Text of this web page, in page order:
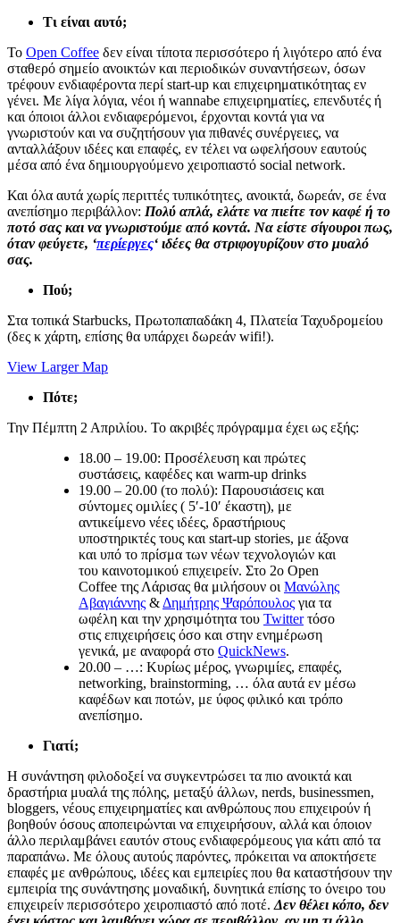
Τι είναι αυτό;
Το Open Coffee δεν είναι τίποτα περισσότερο ή λιγότερο από ένα
σταθερό σημείο ανοικτών και περιοδικών συναντήσεων, όσων
τρέφουν ενδιαφέροντα περί start-up και επιχειρηματικότητας εν
γένει. Με λίγα λόγια, νέοι ή wannabe επιχειρηματίες, επενδυτές ή
και όποιοι άλλοι ενδιαφερόμενοι, έρχονται κοντά για να
γνωριστούν και να συζητήσουν για πιθανές συνέργειες, να
ανταλλάξουν ιδέες και επαφές, εν τέλει να ωφελήσουν εαυτούς
μέσα από ένα δημιουργούμενο χειροπιαστό social network.
Και όλα αυτά χωρίς περιττές τυπικότητες, ανοικτά, δωρεάν, σε ένα
ανεπίσημο περιβάλλον: Πολύ απλά, ελάτε να πιείτε τον καφέ ή το
ποτό σας και να γνωριστούμε από κοντά. Να είστε σίγουροι πως,
όταν φεύγετε, ‘περίεργες‘ ιδέες θα στριφογυρίζουν στο μυαλό
σας.
Πού;
Στα τοπικά Starbucks, Πρωτοπαπαδάκη 4, Πλατεία Ταχυδρομείου
(δες κ χάρτη, επίσης θα υπάρχει δωρεάν wifi!).
View Larger Map
Πότε;
Την Πέμπτη 2 Απριλίου. Το ακριβές πρόγραμμα έχει ως εξής:
18.00 – 19.00: Προσέλευση και πρώτες
συστάσεις, καφέδες και warm-up drinks
19.00 – 20.00 (το πολύ): Παρουσιάσεις και
σύντομες ομιλίες ( 5′-10′ έκαστη), με
αντικείμενο νέες ιδέες, δραστήριους
υποστηρικτές τους και start-up stories, με άξονα
και υπό το πρίσμα των νέων τεχνολογιών και
του καινοτομικού επιχειρείν. Στο 2ο Open
Coffee της Λάρισας θα μιλήσουν οι Μανώλης
Αβαγιάννης & Δημήτρης Ψαρόπουλος για τα
ωφέλη και την χρησιμότητα του Twitterτόσο
στις επιχειρήσεις όσο και στην ενημέρωση
γενικά, με αναφορά στο QuickNews.
20.00 – …: Κυρίως μέρος, γνωριμίες, επαφές,
networking, brainstorming, … όλα αυτά εν μέσω
καφέδων και ποτών, με ύφος φιλικό και τρόπο
ανεπίσημο.
Γιατί;
Η συνάντηση φιλοδοξεί να συγκεντρώσει τα πιο ανοικτά και
δραστήρια μυαλά της πόλης, μεταξύ άλλων, nerds, businessmen,
bloggers, νέους επιχειρηματίες και ανθρώπους που επιχειρούν ή
βοηθούν όσους αποπειρώνται να επιχειρήσουν, αλλά και όποιον
άλλο περιλαμβάνει εαυτόν στους ενδιαφερόμεους για κάτι από τα
παραπάνω. Με όλους αυτούς παρόντες, πρόκειται να αποκτήσετε
επαφές με ανθρώπους, ιδέες και εμπειρίες που θα καταστήσουν την
εμπειρία της συνάντησης μοναδική, δυνητικά επίσης το όνειρο του
επιχειρείν περισσότερο χειροπιαστό από ποτέ. Δεν θέλει κόπο, δεν